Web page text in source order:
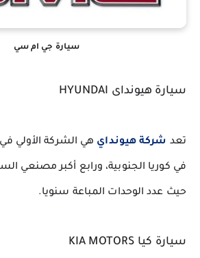
سيارة جي ام سي
سيارة هيونداى HYUNDAI
تعد شركة هيونداي
حيث عدد الوحدات المباعة سنويا.
سيارة كيا KIA MOTORS